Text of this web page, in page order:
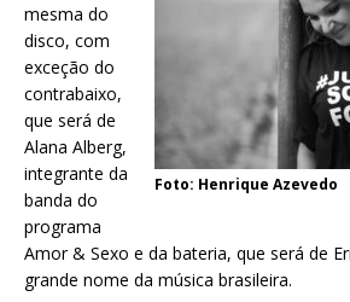
Foto: Henrique Azevedo
mesma do
disco, com
exceção do
contrabaixo,
que será de
Alana Alberg,
integrante da
banda do
programa
Amor & Sexo e da bateria, que será de
grande nome da música brasileira.